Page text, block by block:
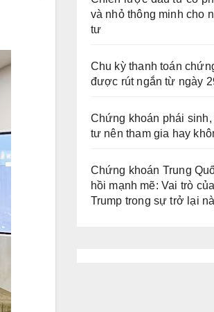
và nhỏ thông minh cho
tư
Chu kỳ thanh toán
được rút ngắn từ ngày
Chứng khoán phái sinh,
tư nên tham gia hay
Chứng khoán Trung
hồi mạnh mẽ: Vai trò
Trump trong sự trở lại